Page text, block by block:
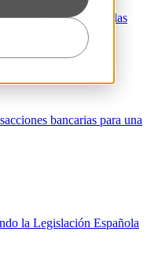
inteligencia artificial las
bancarias para una
la Legislación Española